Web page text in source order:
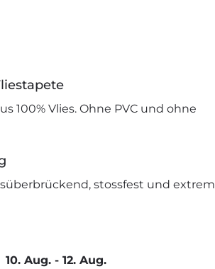
100% Vlies. Ohne PVC und ohne
stossfest und extrem
10. Aug. - 12. Aug.